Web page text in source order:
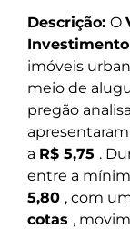
Descrição: O
Investimento
imóveis
meio de
pregão
a R$ 5,75 .
entre a
5,80 , com
cotas ,